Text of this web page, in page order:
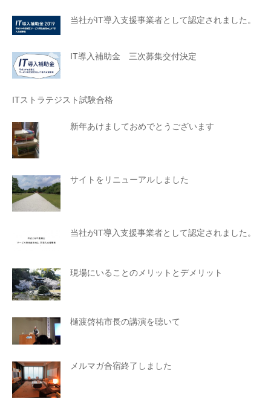
当社がIT導入支援事業者として認定されました。
IT導入補助金 三次募集交付決定
ITストラテジスト試験合格
新年あけましておめでとうございます
サイトをリニューアルしました
当社がIT導入支援事業者として認定されました。
現場にいることのメリットとデメリット
樋渡啓祐市長の講演を聴いて
メルマガ合宿終了しました